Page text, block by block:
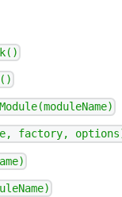
factory,